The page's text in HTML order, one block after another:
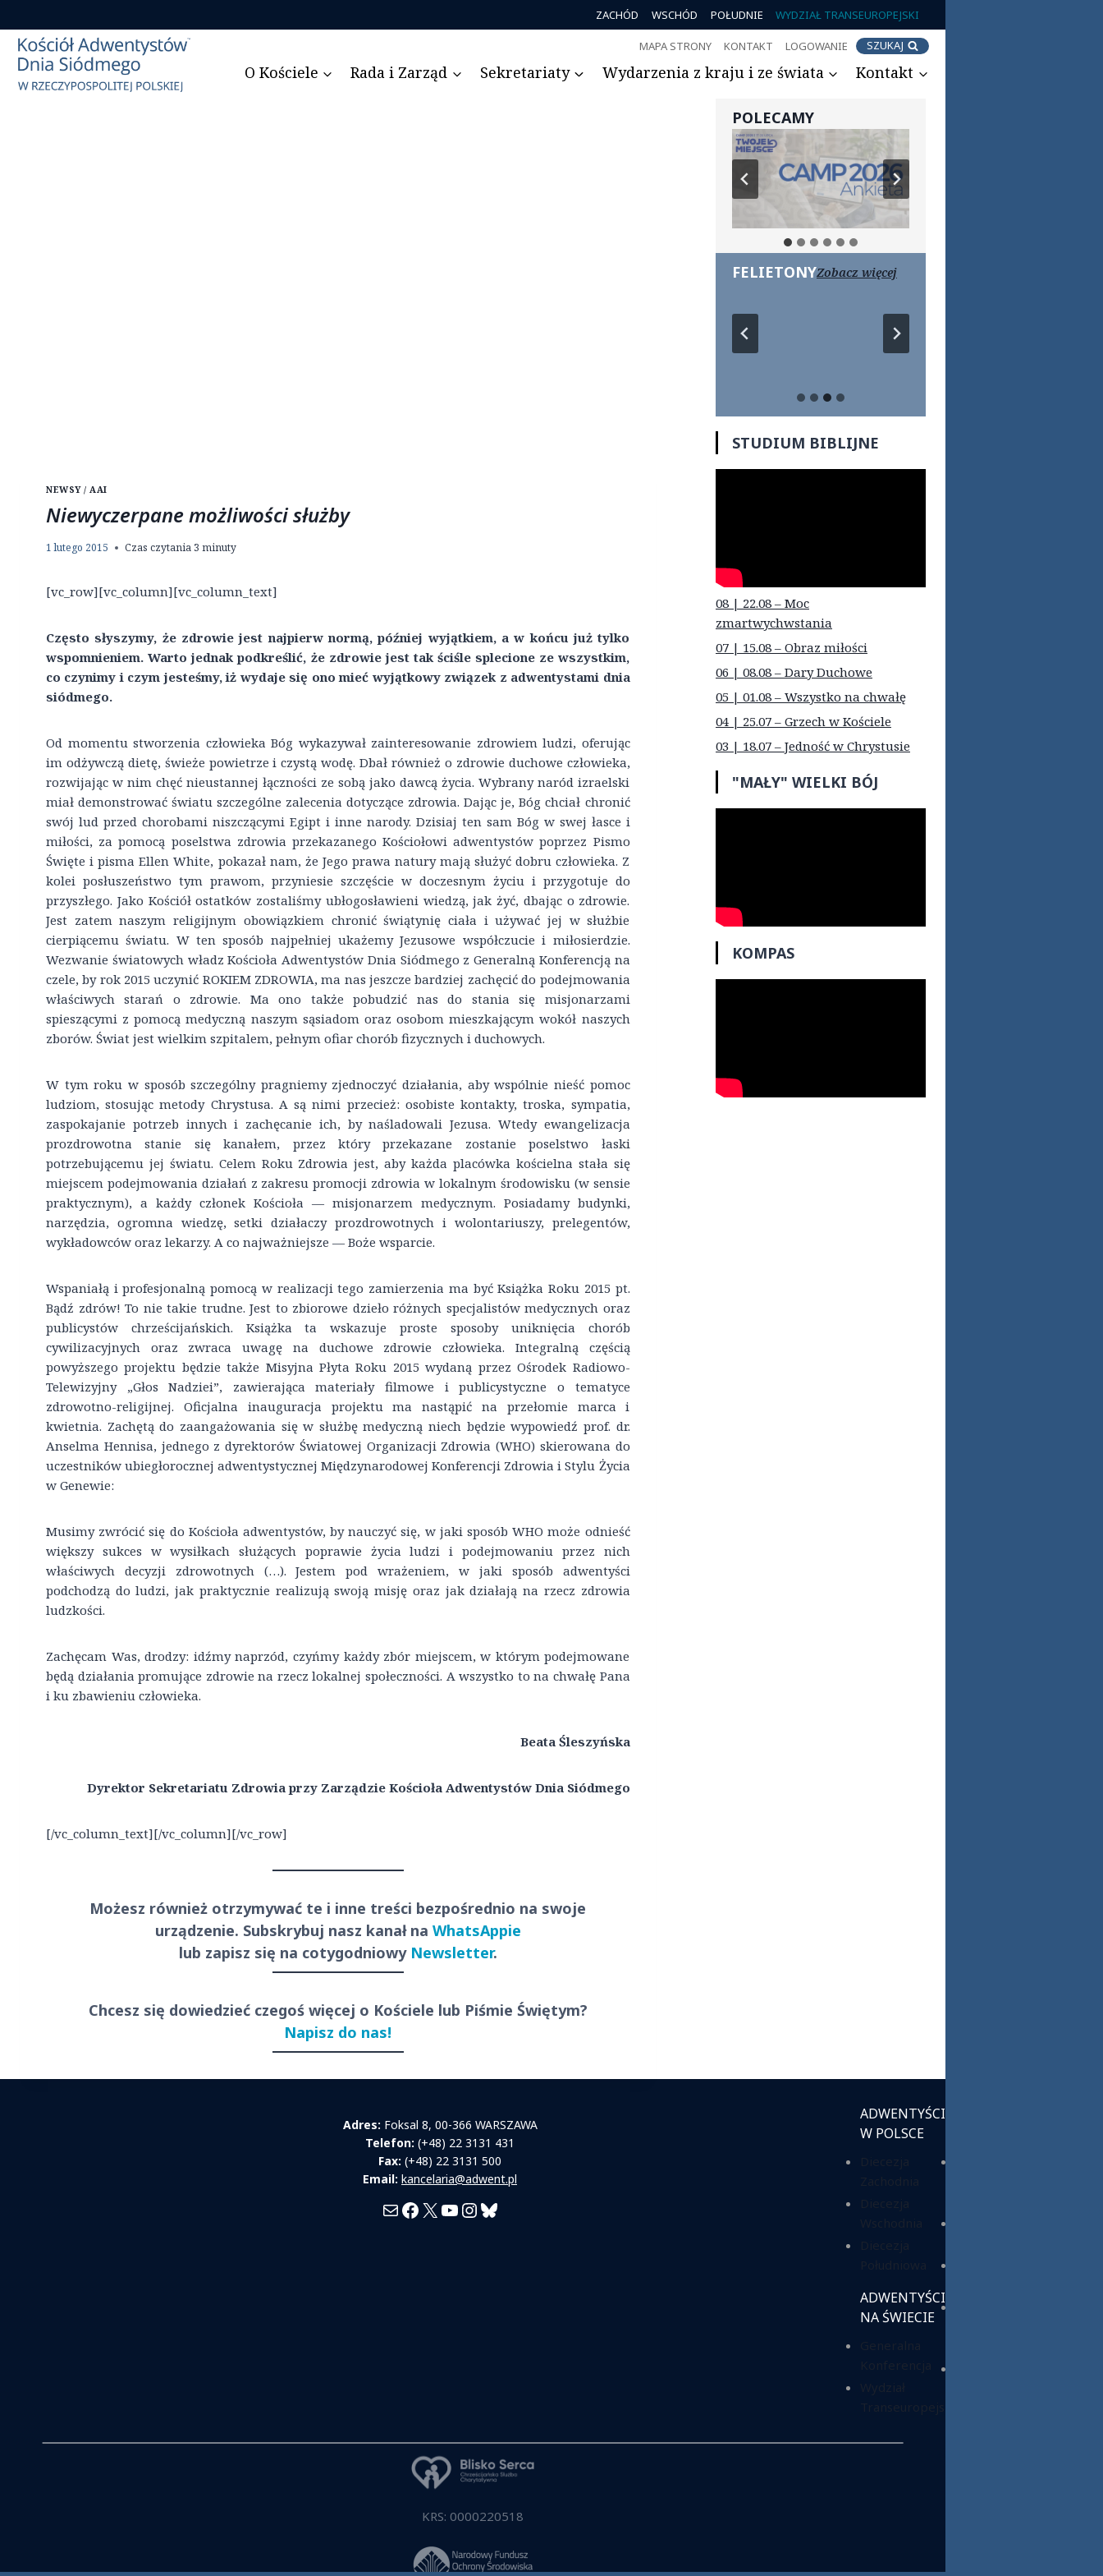
do
treści
ZACHÓD WSCHÓD POŁUDNIE WYDZIAŁ TRANSEUROPEJSKI
MAPA STRONY KONTAKT LOGOWANIE SZUKAJ
O Kościele Rada i Zarząd Sekretariaty Wydarzenia z kraju i ze świata Kontakt
NEWSY / AAI
Niewyczerpane możliwości służby
1 lutego 2015 Czas czytania 3 minuty
[vc_row][vc_column][vc_column_text]
Często słyszymy, że zdrowie jest najpierw normą, później wyjątkiem, a w końcu już tylko
wspomnieniem. Warto jednak podkreślić, że zdrowie jest tak ściśle splecione ze wszystkim,
co czynimy i czym jesteśmy, iż wydaje się ono mieć wyjątkowy związek z adwentystami dnia
siódmego.
Od momentu stworzenia człowieka Bóg wykazywał zainteresowanie zdrowiem ludzi, oferując
im odżywczą dietę, świeże powietrze i czystą wodę. Dbał również o zdrowie duchowe człowieka,
rozwijając w nim chęć nieustannej łączności ze sobą jako dawcą życia. Wybrany naród izraelski
miał demonstrować światu szczególne zalecenia dotyczące zdrowia. Dając je, Bóg chciał chronić
swój lud przed chorobami niszczącymi Egipt i inne narody. Dzisiaj ten sam Bóg w swej łasce i
miłości, za pomocą poselstwa zdrowia przekazanego Kościołowi adwentystów poprzez Pismo
Święte i pisma Ellen White, pokazał nam, że Jego prawa natury mają służyć dobru człowieka. Z
kolei posłuszeństwo tym prawom, przyniesie szczęście w doczesnym życiu i przygotuje do
przyszłego. Jako Kościół ostatków zostaliśmy ubłogosławieni wiedzą, jak żyć, dbając o zdrowie.
Jest zatem naszym religijnym obowiązkiem chronić świątynię ciała i używać jej w służbie
cierpiącemu światu. W ten sposób najpełniej ukażemy Jezusowe współczucie i miłosierdzie.
Wezwanie światowych władz Kościoła Adwentystów Dnia Siódmego z Generalną Konferencją na
czele, by rok 2015 uczynić ROKIEM ZDROWIA, ma nas jeszcze bardziej zachęcić do podejmowania
właściwych starań o zdrowie. Ma ono także pobudzić nas do stania się misjonarzami
spieszącymi z pomocą medyczną naszym sąsiadom oraz osobom mieszkającym wokół naszych
zborów. Świat jest wielkim szpitalem, pełnym ofiar chorób fizycznych i duchowych.
W tym roku w sposób szczególny pragniemy zjednoczyć działania, aby wspólnie nieść pomoc
ludziom, stosując metody Chrystusa. A są nimi przecież: osobiste kontakty, troska, sympatia,
zaspokajanie potrzeb innych i zachęcanie ich, by naśladowali Jezusa. Wtedy ewangelizacja
prozdrowotna stanie się kanałem, przez który przekazane zostanie poselstwo łaski
potrzebującemu jej światu. Celem Roku Zdrowia jest, aby każda placówka kościelna stała się
miejscem podejmowania działań z zakresu promocji zdrowia w lokalnym środowisku (w sensie
praktycznym), a każdy członek Kościoła — misjonarzem medycznym. Posiadamy budynki,
narzędzia, ogromna wiedzę, setki działaczy prozdrowotnych i wolontariuszy, prelegentów,
wykładowców oraz lekarzy. A co najważniejsze — Boże wsparcie.
Wspaniałą i profesjonalną pomocą w realizacji tego zamierzenia ma być Książka Roku 2015 pt.
Bądź zdrów! To nie takie trudne. Jest to zbiorowe dzieło różnych specjalistów medycznych oraz
publicystów chrześcijańskich. Książka ta wskazuje proste sposoby uniknięcia chorób
cywilizacyjnych oraz zwraca uwagę na duchowe zdrowie człowieka. Integralną częścią
powyższego projektu będzie także Misyjna Płyta Roku 2015 wydaną przez Ośrodek Radiowo-
Telewizyjny „Głos Nadziei”, zawierająca materiały filmowe i publicystyczne o tematyce
zdrowotno-religijnej. Oficjalna inauguracja projektu ma nastąpić na przełomie marca i
kwietnia. Zachętą do zaangażowania się w służbę medyczną niech będzie wypowiedź prof. dr.
Anselma Hennisa, jednego z dyrektorów Światowej Organizacji Zdrowia (WHO) skierowana do
uczestników ubiegłorocznej adwentystycznej Międzynarodowej Konferencji Zdrowia i Stylu Życia
w Genewie:
Musimy zwrócić się do Kościoła adwentystów, by nauczyć się, w jaki sposób WHO może odnieść
większy sukces w wysiłkach służących poprawie życia ludzi i podejmowaniu przez nich
właściwych decyzji zdrowotnych (…). Jestem pod wrażeniem, w jaki sposób adwentyści
podchodzą do ludzi, jak praktycznie realizują swoją misję oraz jak działają na rzecz zdrowia
ludzkości.
Zachęcam Was, drodzy: idźmy naprzód, czyńmy każdy zbór miejscem, w którym podejmowane
będą działania promujące zdrowie na rzecz lokalnej społeczności. A wszystko to na chwałę Pana
i ku zbawieniu człowieka.
Beata Śleszyńska
Dyrektor Sekretariatu Zdrowia przy Zarządzie Kościoła Adwentystów Dnia Siódmego
[/vc_column_text][/vc_column][/vc_row]
Możesz również otrzymywać te i inne treści bezpośrednio na swoje
urządzenie. Subskrybuj nasz kanał na WhatsAppie
lub zapisz się na cotygodniowy Newsletter.
Chcesz się dowiedzieć czegoś więcej o Kościele lub Piśmie Świętym?
Napisz do nas!
POLECAMY
FELIETONYZobacz więcej
STUDIUM BIBLIJNE
08 | 22.08 – Moc
zmartwychwstania
07 | 15.08 – Obraz miłości
06 | 08.08 – Dary Duchowe
05 | 01.08 – Wszystko na chwałę
04 | 25.07 – Grzech w Kościele
03 | 18.07 – Jedność w Chrystusie
"MAŁY" WIELKI BÓJ
KOMPAS
Adres: Foksal 8, 00-366 WARSZAWA
Telefon: (+48) 22 3131 431
Fax: (+48) 22 3131 500
Email: kancelaria@adwent.pl
MailFacebook
X YouTube
Instagram
Bluesky
ADWENTYŚCI
W POLSCE
ADWENTYŚCI
NA ŚWIECIE
KRS: 0000220518